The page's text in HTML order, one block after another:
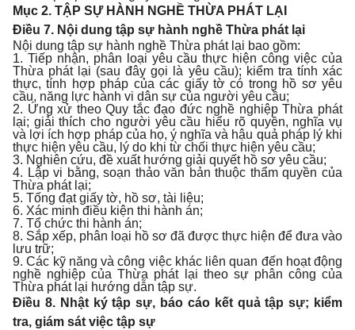
Mục 2. TẬP SỰ HÀNH NGHỀ THỪA PHÁT LẠI
Điều 7. Nội dung tập sự hành nghề Thừa phát lại
Nội dung tập sự hành nghề Thừa phát lại bao gồm:
1. Tiếp nhận, phân loại yêu cầu thực hiện công việc của
Thừa phát lại (sau đây gọi là yêu cầu); kiểm tra tính xác
thực, tính hợp pháp của các giấy tờ có trong hồ sơ yêu
cầu, năng lực hành vi dân sự của người yêu cầu;
2. Ứng xử theo Quy tắc đạo đức nghề nghiệp Thừa phát
lại; giải thích cho người yêu cầu hiểu rõ quyền, nghĩa vụ
và lợi ích hợp pháp của họ, ý nghĩa và hậu quả pháp lý khi
thực hiện yêu cầu, lý do khi từ chối thực hiện yêu cầu;
3. Nghiên cứu, đề xuất hướng giải quyết hồ sơ yêu cầu;
4. Lập vi bằng, soạn thảo văn bản thuộc thẩm quyền của
Thừa phát lại;
5. Tống đạt giấy tờ, hồ sơ, tài liệu;
6. Xác minh điều kiện thi hành án;
7. Tổ chức thi hành án;
8. Sắp xếp, phân loại hồ sơ đã được thực hiện để đưa vào
lưu trữ;
9. Các kỹ năng và công việc khác liên quan đến hoạt động
nghề nghiệp của Thừa phát lại theo sự phân công của
Thừa phát lại hướng dẫn tập sự.
Điều 8. Nhật ký tập sự, báo cáo kết quả tập sự; kiểm
tra, giám sát việc tập sự